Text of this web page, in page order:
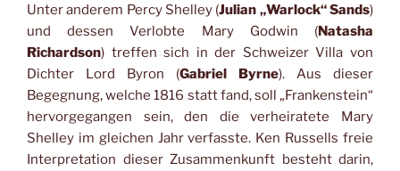
Unter anderem Percy Shelley (Julian „Warlock“ Sands)
und dessen Verlobte Mary Godwin (Natasha
Richardson) treffen sich in der Schweizer Villa von
Dichter Lord Byron (Gabriel Byrne). Aus dieser
Begegnung, welche 1816 statt fand, soll „Frankenstein“
hervorgegangen sein, den die verheiratete Mary
Shelley im gleichen Jahr verfasste. Ken Russells freie
Interpretation dieser Zusammenkunft besteht darin,